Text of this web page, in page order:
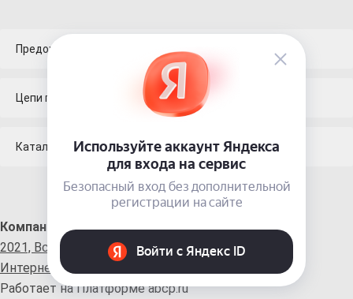
Предохранители
Цепи противоскольжения
Каталог продукции GRASS
Компания Клиентам ПоставщикамФраншиза
2021, Все права защищены.
Интернет-магазин запчастей.
Работает на Платформе abcp.ru